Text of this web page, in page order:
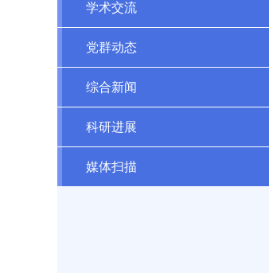
学术交流
党群动态
综合新闻
科研进展
媒体扫描